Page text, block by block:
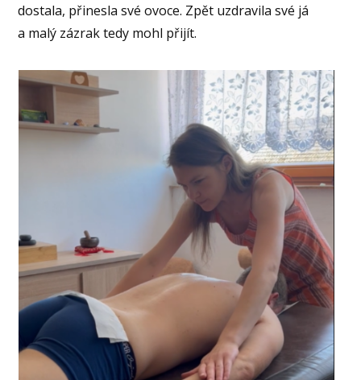
dostala, přinesla své ovoce. Zpět uzdravila své já
a malý zázrak tedy mohl přijít.